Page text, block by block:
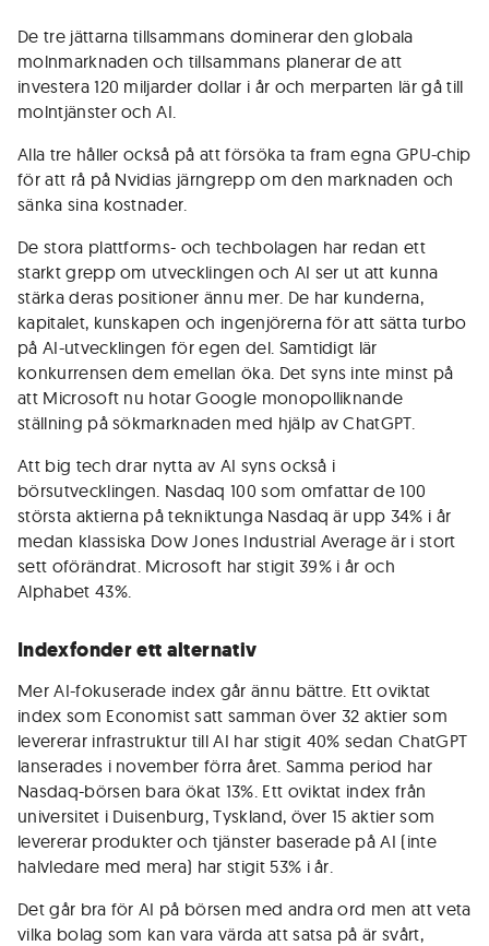
De tre jättarna tillsammans dominerar den globala
molnmarknaden och tillsammans planerar de att
investera 120 miljarder dollar i år och merparten lär gå till
molntjänster och AI.
Alla tre håller också på att försöka ta fram egna GPU-chip
för att rå på Nvidias järngrepp om den marknaden och
sänka sina kostnader.
De stora plattforms- och techbolagen har redan ett
starkt grepp om utvecklingen och AI ser ut att kunna
stärka deras positioner ännu mer. De har kunderna,
kapitalet, kunskapen och ingenjörerna för att sätta turbo
på AI-utvecklingen för egen del. Samtidigt lär
konkurrensen dem emellan öka. Det syns inte minst på
att Microsoft nu hotar Google monopolliknande
ställning på sökmarknaden med hjälp av ChatGPT.
Att big tech drar nytta av AI syns också i
börsutvecklingen. Nasdaq 100 som omfattar de 100
största aktierna på tekniktunga Nasdaq är upp 34% i år
medan klassiska Dow Jones Industrial Average är i stort
sett oförändrat. Microsoft har stigit 39% i år och
Alphabet 43%.
Indexfonder ett alternativ
Mer AI-fokuserade index går ännu bättre. Ett oviktat
index som Economist satt samman över 32 aktier som
levererar infrastruktur till AI har stigit 40% sedan ChatGPT
lanserades i november förra året. Samma period har
Nasdaq-börsen bara ökat 13%. Ett oviktat index från
universitet i Duisenburg, Tyskland, över 15 aktier som
levererar produkter och tjänster baserade på AI (inte
halvledare med mera) har stigit 53% i år.
Det går bra för AI på börsen med andra ord men att veta
vilka bolag som kan vara värda att satsa på är svårt,